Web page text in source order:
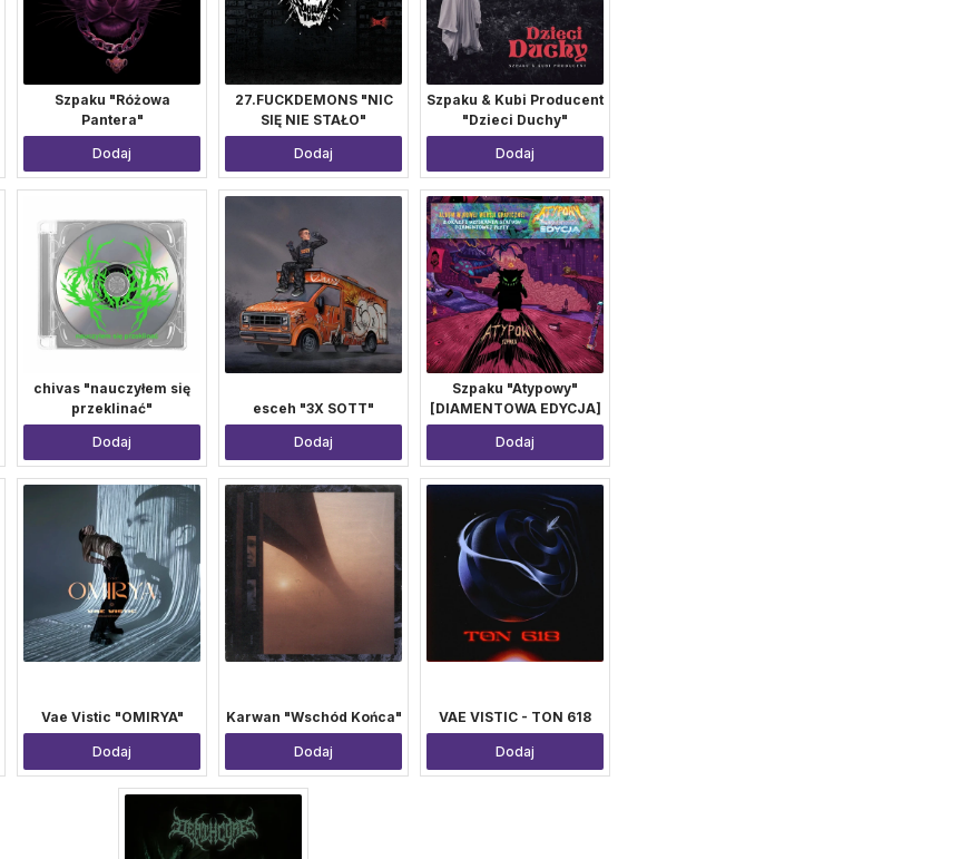
Szpaku "Różowa
Pantera"
Dodaj
27.FUCKDEMONS "NIC
SIĘ NIE STAŁO"
Dodaj
Szpaku & Kubi Producent
"Dzieci Duchy"
Dodaj
chivas "nauczyłem się
przeklinać"
Dodaj
esceh "3X SOTT"
Dodaj
Szpaku "Atypowy"
[DIAMENTOWA EDYCJA]
Dodaj
Vae Vistic "OMIRYA"
Dodaj
Karwan "Wschód Końca"
Dodaj
VAE VISTIC - TON 618
Dodaj